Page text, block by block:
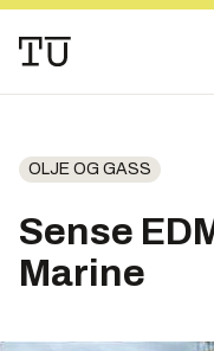
OLJE OG GASS
Sense
Marine